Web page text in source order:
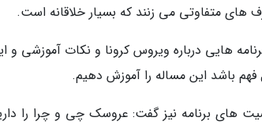
متفاوتی می زنند که بسیار خلاقانه است.
هایی درباره ویروس کرونا و نکات
باشد این مساله را آموزش دهیم.
های برنامه نیز گفت: عروسک چی و چرا را